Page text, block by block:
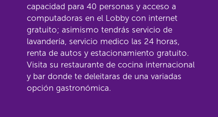
capacidad para 40 personas y acceso a
computadoras en el Lobby con internet
gratuito; asimismo tendrás servicio de
lavandería, servicio medico las 24 horas,
renta de autos y estacionamiento gratuito.
Visita su restaurante de cocina internacional
y bar donde te deleitaras de una variadas
opción gastronómica.